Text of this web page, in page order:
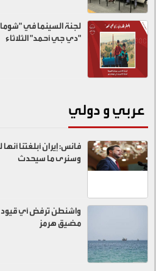
لجنة السينما في
"دي جي أحمد" الثلاثاء
عربي و دولي
فانس: إيران أبلغتنا
وسنرى ما سيحدث
واشنطن ترفض أي قيود
مضيق هرمز